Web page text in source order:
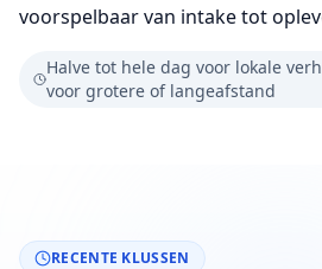
voorspelbaar van intake tot
Halve tot hele dag voor lokale
voor grotere of langeafstand
RECENTE KLUSSEN